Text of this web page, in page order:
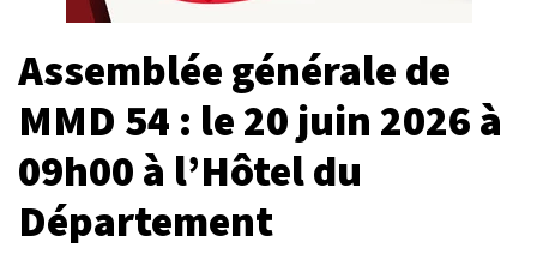
Assemblée générale de
MMD 54 : le 20 juin 2026 à
09h00 à l’Hôtel du
Département